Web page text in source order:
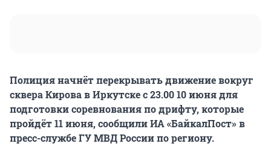
Полиция начнёт перекрывать движение вокруг
сквера Кирова в Иркутске с 23.00 10 июня для
подготовки соревнования по дрифту, которые
пройдёт 11 июня, сообщили ИА «БайкалПост» в
пресс-службе ГУ МВД России по региону.